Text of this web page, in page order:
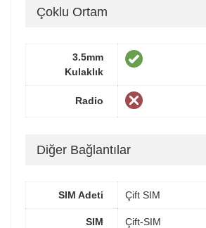
Çoklu Ortam
3.5mm
Kulaklık
Radio
Diğer Bağlantılar
SIM Adeti Çift SIM
SIM Çift-SIM